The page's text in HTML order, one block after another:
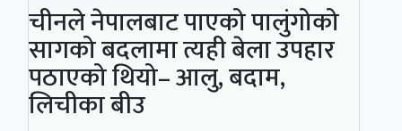
चीनले नेपालबाट पाएको पालुंगोको
सागको बदलामा त्यही बेला उपहार
पठाएको थियो– आलु, बदाम,
लिचीका बीउ